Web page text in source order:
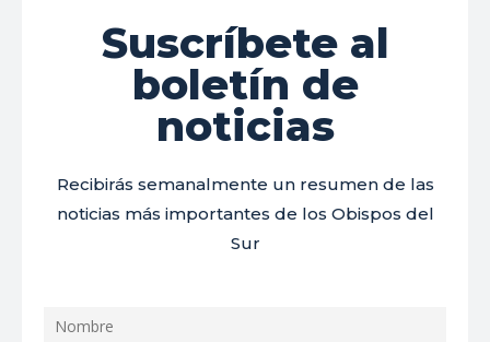
Suscríbete al
boletín de
noticias
Recibirás semanalmente un resumen de las
noticias más importantes de los Obispos del
Sur